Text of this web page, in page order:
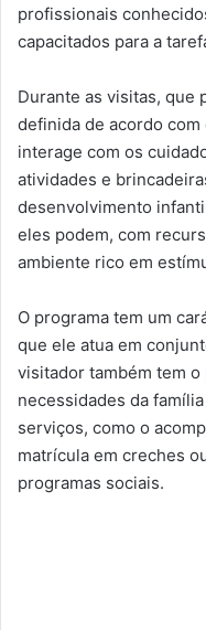
profissionais
capacitados para a
Durante as visitas, que
definida de acordo
interage com os
atividades e
desenvolvimento
eles podem, com
ambiente rico em
O programa tem um
que ele atua em
visitador também tem
necessidades da
serviços, como o
matrícula em creches
programas sociais.